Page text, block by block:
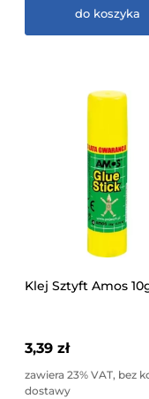
do koszyka
Klej Sztyft Amos
3,39 zł
zawiera 23% VAT, bez
dostawy